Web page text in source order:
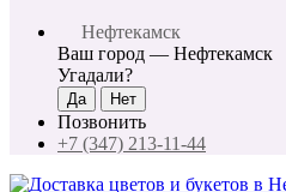
Нефтекамск
Ваш город — Нефтекамск
Угадали?
Позвонить
+7 (347) 213-11-44